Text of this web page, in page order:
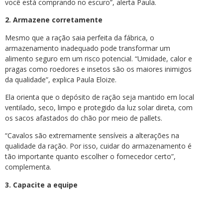
você está comprando no escuro”, alerta Paula.
2. Armazene corretamente
Mesmo que a ração saia perfeita da fábrica, o
armazenamento inadequado pode transformar um
alimento seguro em um risco potencial. “Umidade, calor e
pragas como roedores e insetos são os maiores inimigos
da qualidade”, explica Paula Eloize.
Ela orienta que o depósito de ração seja mantido em local
ventilado, seco, limpo e protegido da luz solar direta, com
os sacos afastados do chão por meio de pallets.
“Cavalos são extremamente sensíveis a alterações na
qualidade da ração. Por isso, cuidar do armazenamento é
tão importante quanto escolher o fornecedor certo”,
complementa.
3. Capacite a equipe